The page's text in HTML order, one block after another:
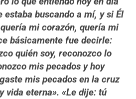
estaba buscando a mí, y si Él
mi corazón, quería mi
básicamente fue decirle:
quién soy, reconozco lo
mis pecados y hoy
mis pecados en la cruz
vida eterna». «Le dije: tú